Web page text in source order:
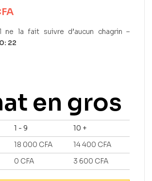
ne la fait suivre d’aucun chagrin –
22
en gros
1 - 9
10 +
18 000 CFA 14 400 CFA
0 CFA 3 600 CFA